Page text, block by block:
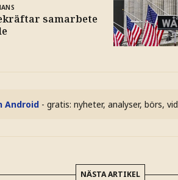
samarbete
Android - gratis: nyheter, analyser, börs,
NÄSTA ARTIKEL